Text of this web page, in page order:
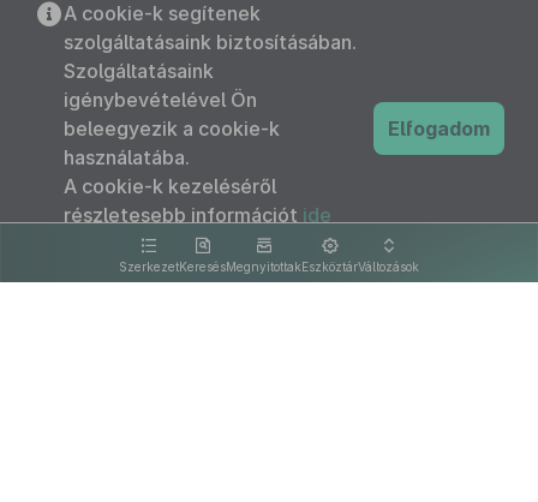
SzerkezetKeresésMegnyitottakEszköztárVáltozások
A cookie-k segítenek
szolgáltatásaink biztosításában.
Szolgáltatásaink
igénybevételével Ön
beleegyezik a cookie-k
használatába.
A cookie-k kezeléséről
részletesebb információt ide
kattintva olvashat.
Elfogadom